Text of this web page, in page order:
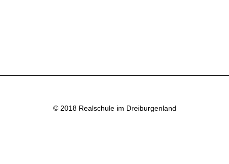
© 2018 Realschule im Dreiburgenland